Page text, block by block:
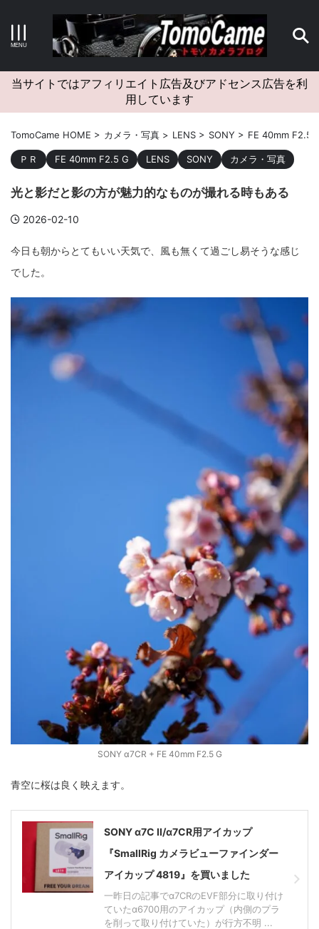
キーワードで検索する
カテゴリー
アーカイブ
タグクラウド
Canon craft EM5II EOS Kiss X4 EOS R10
fujifilm game info iPad
iPhone K-1 LUMIX G100
LUMIX S9
omsystem
panasonic pc
photo Pocket 3 PS5
SIGMA SONY sound
THETA VILTROX X-T2
Xiaomi Pad 6 Xperia1VI Z-1
Z50II Zfc
α1 II α7CR α6700 フィルムカメラ
フォクトレンダー ライカIIf ライカM4
ライカM10-R ライカX2 ローライ35
原神
当サイトではアフィリエイト広告及びアドセンス広告を利
用しています
TomoCame HOME > カメラ・写真 > LENS > SONY > FE 40mm F2.5
ＰＲ FE 40mm F2.5 G LENS SONY カメラ・写真
光と影だと影の方が魅力的なものが撮れる時もある
2026-02-10
今日も朝からとてもいい天気で、風も無くて過ごし易そうな感じ
でした。
SONY α7CR + FE 40mm F2.5 G
青空に桜は良く映えます。
SONY α7C II/α7CR用アイカップ
『SmallRig カメラビューファインダー
アイカップ 4819』を買いました
一昨日の記事でα7CRのEVF部分に取り付け
ていたα6700用のアイカップ（内側のプラ
を削って取り付けていた）が行方不明 ...